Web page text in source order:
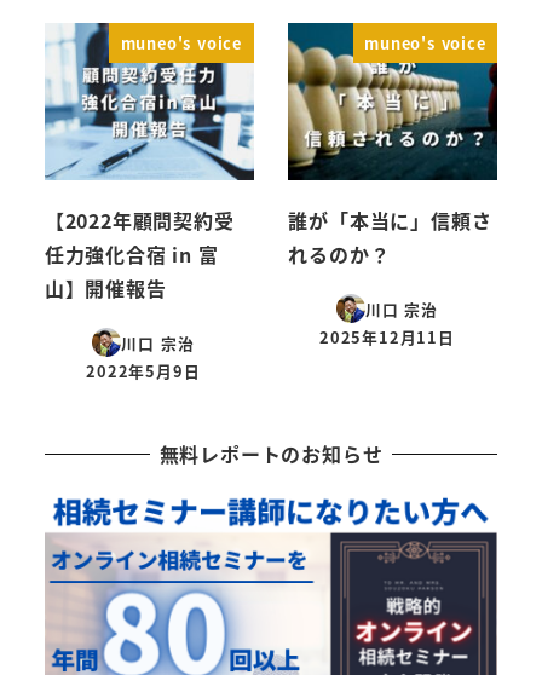
muneo's voice
【2022年顧問契約受
任力強化合宿 in 富
山】開催報告
川口 宗治
投稿日
2022年5月9日
muneo's voice
誰が「本当に」信頼さ
れるのか？
川口 宗治
投稿日
2025年12月11日
無料レポートのお知らせ